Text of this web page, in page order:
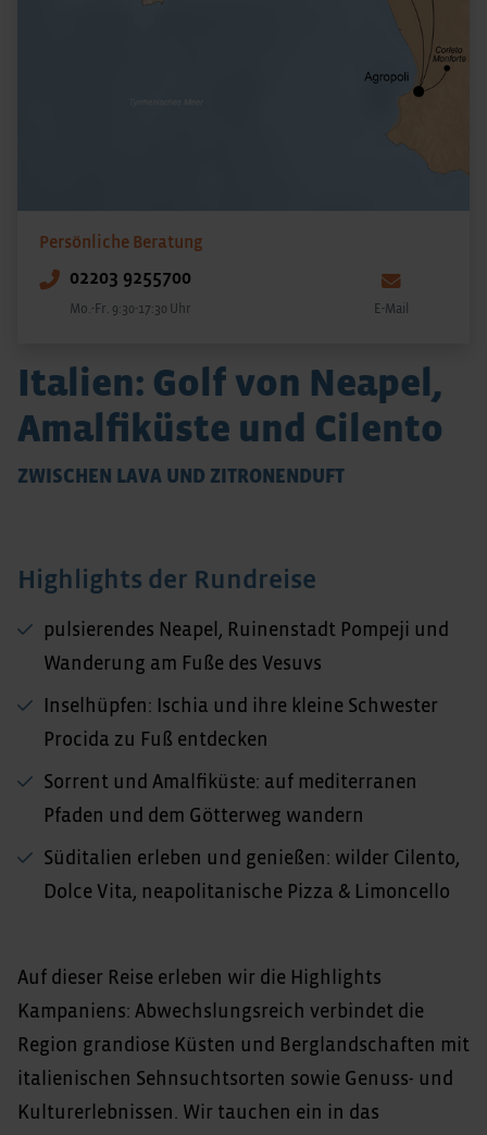
Persönliche Beratung
02203 9255700
Mo.-Fr. 9:30-17:30 Uhr E-Mail
Italien: Golf von Neapel,
Amalfiküste und Cilento
ZWISCHEN LAVA UND ZITRONENDUFT
Highlights der Rundreise
pulsierendes Neapel, Ruinenstadt Pompeji und
Wanderung am Fuße des Vesuvs
Inselhüpfen: Ischia und ihre kleine Schwester
Procida zu Fuß entdecken
Sorrent und Amalfiküste: auf mediterranen
Pfaden und dem Götterweg wandern
Süditalien erleben und genießen: wilder Cilento,
Dolce Vita, neapolitanische Pizza & Limoncello
Auf dieser Reise erleben wir die Highlights
Kampaniens: Abwechslungsreich verbindet die
Region grandiose Küsten und Berglandschaften mit
italienischen Sehnsuchtsorten sowie Genuss- und
Kulturerlebnissen. Wir tauchen ein in das